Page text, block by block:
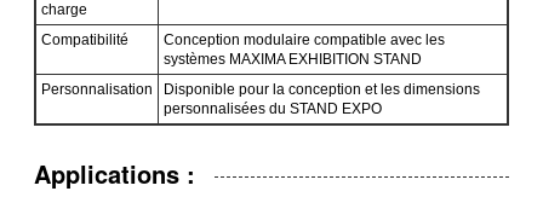
Laisser un message
Nous vous rappellerons bientôt!
charge
Compatibilité
Conception modulaire compatible avec les
systèmes MAXIMA EXHIBITION STAND
Personnalisation
Disponible pour la conception et les dimensions
personnalisées du STAND EXPO
Applications :